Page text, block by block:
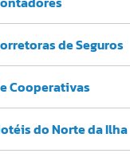
de Seguros
Cooperativas
do Norte da Ilha